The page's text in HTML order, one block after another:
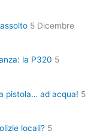
5 Dicembre
la P320 5
pistola… ad acqua! 5
locali? 5